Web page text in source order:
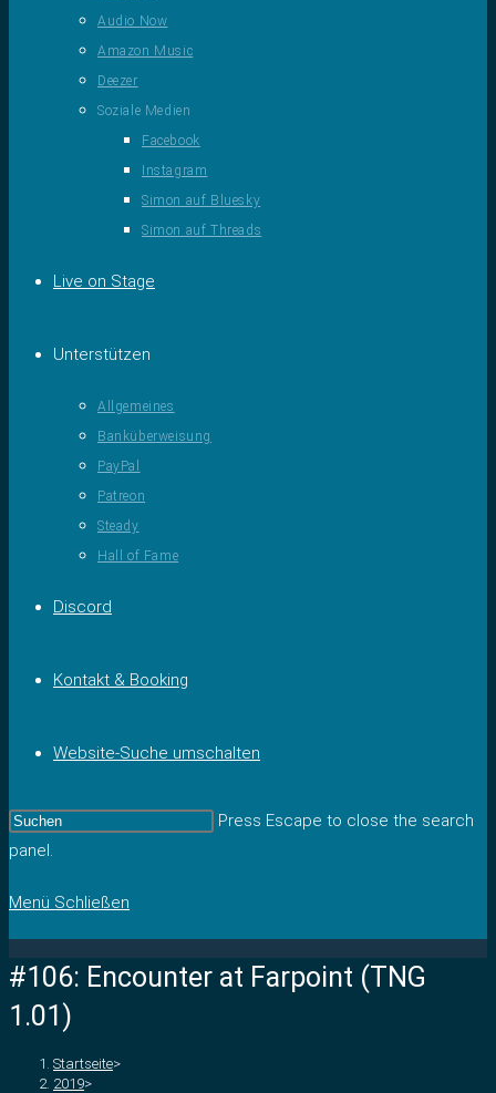
Audio Now
Amazon Music
Deezer
Soziale Medien
Facebook
Instagram
Simon auf Bluesky
Simon auf Threads
Live on Stage
Unterstützen
Allgemeines
Banküberweisung
PayPal
Patreon
Steady
Hall of Fame
Discord
Kontakt & Booking
Website-Suche umschalten
Press Escape to close the search
panel.
Menü Schließen
#106: Encounter at Farpoint (TNG
1.01)
Startseite>
2019>